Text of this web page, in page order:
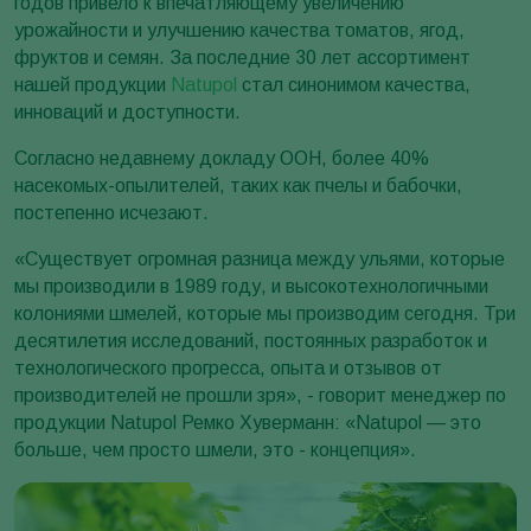
урожайности и улучшению качества томатов, ягод,
фруктов и семян. За последние 30 лет ассортимент
нашей продукции Natupol стал синонимом качества,
инноваций и доступности.
Согласно недавнему докладу ООН, более 40%
насекомых-опылителей, таких как пчелы и бабочки,
постепенно исчезают.
«Существует огромная разница между ульями, которые
мы производили в 1989 году, и высокотехнологичными
колониями шмелей, которые мы производим сегодня. Три
десятилетия исследований, постоянных разработок и
технологического прогресса, опыта и отзывов от
производителей не прошли зря», - говорит менеджер по
продукции Natupol Ремко Хуверманн: «Natupol — это
больше, чем просто шмели, это - концепция».